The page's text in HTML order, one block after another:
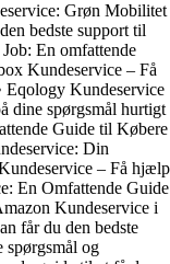
Grøn Mobilitet
bedste support til
En omfattende
Kundeservice – Få
Eqology Kundeservice
dine spørgsmål hurtigt
Guide til Købere
Din
– Få hjælp
En Omfattende Guide
Kundeservice i
får du den bedste
og